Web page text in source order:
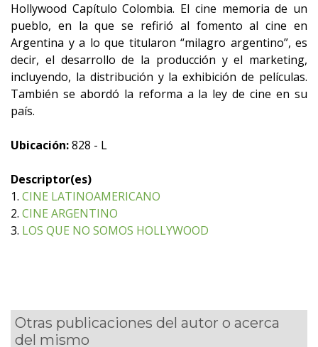
Hollywood Capítulo Colombia. El cine memoria de un
pueblo, en la que se refirió al fomento al cine en
Argentina y a lo que titularon “milagro argentino”, es
decir, el desarrollo de la producción y el marketing,
incluyendo, la distribución y la exhibición de películas.
También se abordó la reforma a la ley de cine en su
país.
Ubicación:828 - L
Descriptor(es)
1. CINE LATINOAMERICANO
2. CINE ARGENTINO
3. LOS QUE NO SOMOS HOLLYWOOD
Otras publicaciones del autor o acerca
del mismo